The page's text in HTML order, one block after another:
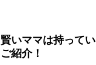
賢いママは持って
ご紹介！